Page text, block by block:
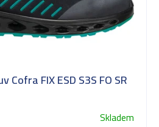
Cofra FIX ESD S3S FO SR
Skladem